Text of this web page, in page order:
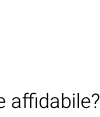
affidabile?